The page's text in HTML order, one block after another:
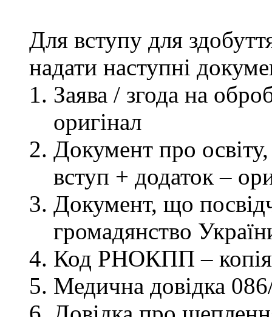
Для вступу для
надати наступні
Заява / згода на
оригінал
Документ про освіту,
вступ + додаток –
Документ, що
громадянство
Код РНОКПП – копія
Медична довідка